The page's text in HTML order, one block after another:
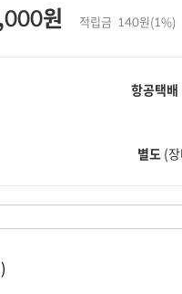
원 적립금 140원(1%)
항공택배
별도 (